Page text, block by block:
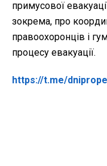
примусової
зокрема, про
правоохоронців і
процесу евакуації.
https://t.me/